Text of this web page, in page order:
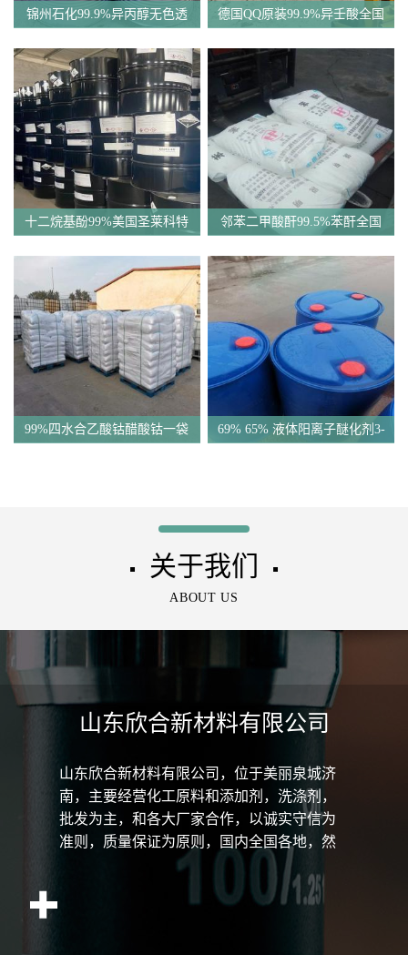
锦州石化99.9%异丙醇无色透
德国QQ原装99.9%异壬酸全国
十二烷基酚99%美国圣莱科特
邻苯二甲酸酐99.5%苯酐全国
99%四水合乙酸钴醋酸钴一袋
69% 65% 液体阳离子醚化剂3-
▪ 关于我们 ▪
ABOUT US
山东欣合新材料有限公司
山东欣合新材料有限公司，位于美丽泉城济
南，主要经营化工原料和添加剂，洗涤剂，
批发为主，和各大厂家合作，以诚实守信为
准则，质量保证为原则，国内全国各地，然
后物流发货，还有进出口业务，经营进口原
料，然后国内原料远销各个国家，主要销往
东南亚，南美，澳大利亚，美国，加拿大，